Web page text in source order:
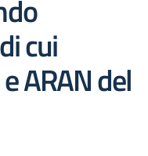
cui
ARAN del